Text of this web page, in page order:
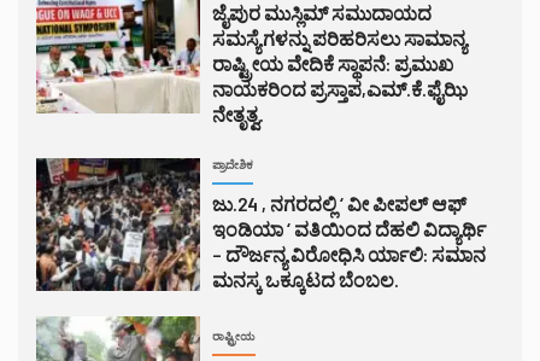
ಜೈಪುರ ಮುಸ್ಲಿಮ್ ಸಮುದಾಯದ
ಸಮಸ್ಯೆಗಳನ್ನು ಪರಿಹರಿಸಲು ಸಾಮಾನ್ಯ
ರಾಷ್ಟ್ರೀಯ ವೇದಿಕೆ ಸ್ಥಾಪನೆ: ಪ್ರಮುಖ
ನಾಯಕರಿಂದ ಪ್ರಸ್ತಾಪ,ಎಮ್.ಕೆ.ಫೈಝಿ
ನೇತೃತ್ವ.
ಪ್ರಾದೇಶಿಕ
ಜು.24 , ನಗರದಲ್ಲಿ ‘ ವೀ ಪೀಪಲ್ ಆಫ್
ಇಂಡಿಯಾ ‘ ವತಿಯಿಂದ ದೆಹಲಿ ವಿದ್ಯಾರ್ಥಿ
– ದೌರ್ಜನ್ಯ ವಿರೋಧಿಸಿ ರ್ಯಾಲಿ: ಸಮಾನ
ಮನಸ್ಕ ಒಕ್ಕೂಟದ ಬೆಂಬಲ.
ರಾಷ್ಟ್ರೀಯ